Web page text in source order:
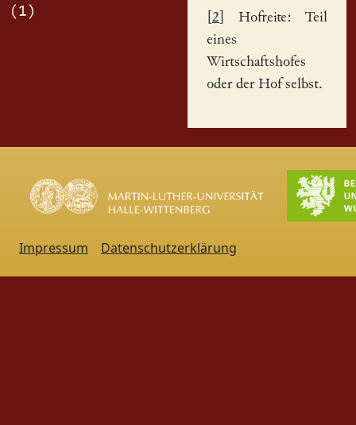
(1)
2 Hofreite: Teil
eines
Wirtschaftshofes
oder der Hof selbst.
Impressum Datenschutzerklärung